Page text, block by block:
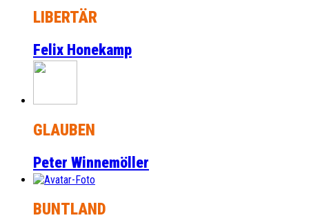
LIBERTÄR
Felix Honekamp
GLAUBEN
Peter Winnemöller
BUNTLAND